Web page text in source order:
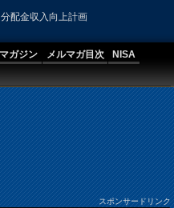
配金収入向上計画
ガジン メルマガ目次
NISA
スポンサードリンク